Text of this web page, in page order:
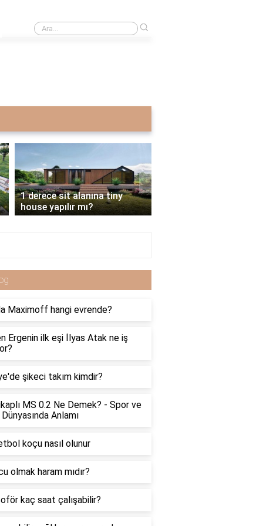
En iyi çift kapılı meşrubat dolabı hangisi?
Bahçeye tiny house konulur
mu?
›
Maximoff hangi evrende?
Ergenin ilk eşi İlyas Atak ne iş
şikeci takım kimdir?
MS 0.2 Ne Demek? - Spor ve
Anlamı
koçu nasıl olunur
olmak haram mıdır?
kaç saat çalışabilir?